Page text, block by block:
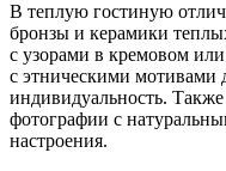
В теплую гостиную
бронзы и керамики
с узорами в кремовом
с этническими мотивами
индивидуальность.
фотографии с
настроения.